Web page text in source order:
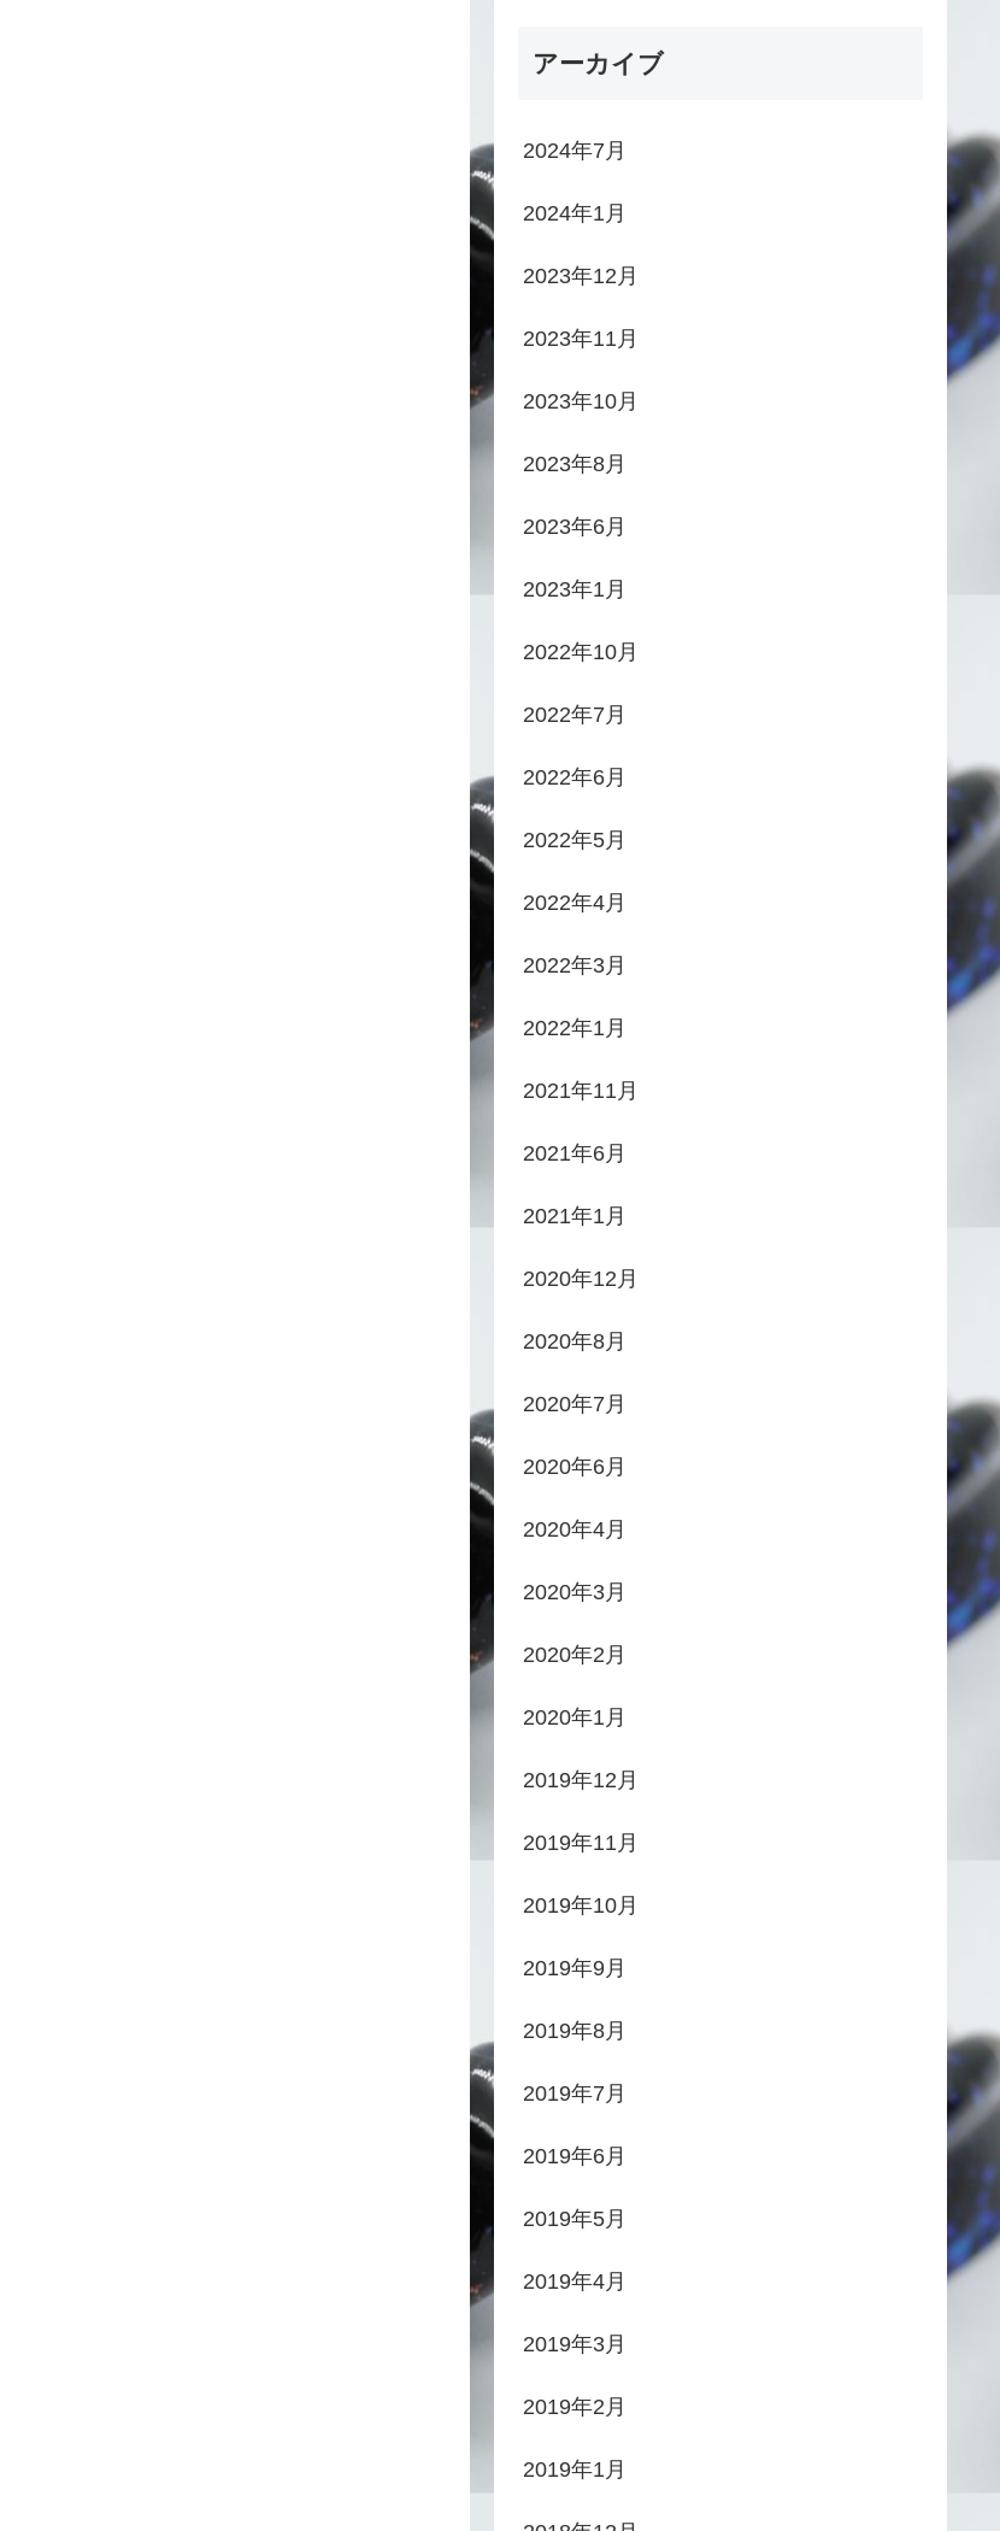
アーカイブ
2024年7月
2024年1月
2023年12月
2023年11月
2023年10月
2023年8月
2023年6月
2023年1月
2022年10月
2022年7月
2022年6月
2022年5月
2022年4月
2022年3月
2022年1月
2021年11月
2021年6月
2021年1月
2020年12月
2020年8月
2020年7月
2020年6月
2020年4月
2020年3月
2020年2月
2020年1月
2019年12月
2019年11月
2019年10月
2019年9月
2019年8月
2019年7月
2019年6月
2019年5月
2019年4月
2019年3月
2019年2月
2019年1月